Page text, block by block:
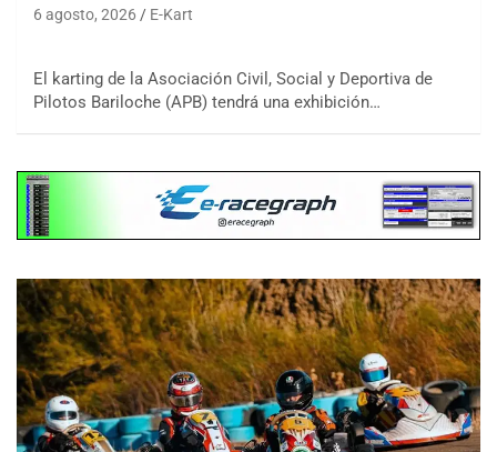
6 agosto, 2026 E-Kart
El karting de la Asociación Civil, Social y Deportiva de
Pilotos Bariloche (APB) tendrá una exhibición…